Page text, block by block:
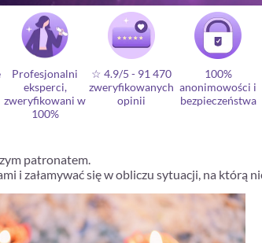
Profesjonalni
eksperci,
zweryfikowani w
100%
☆ 4.9/5 - 91 470
zweryfikowanych
opinii
100%
anonimowości i
bezpieczeństwa
patronatem.
i załamywać się w obliczu sytuacji, na którą